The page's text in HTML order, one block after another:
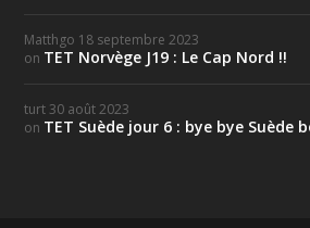
Matthgo 18 septembre 2023
on TET Norvège J19 : Le Cap Nord !!
turt 30 août 2023
on TET Suède jour 6 : bye bye Suède